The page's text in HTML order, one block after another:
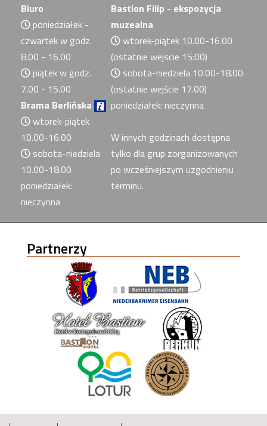
Biuro
poniedziałek -
czwartek w godz.
8.00 - 16.00
piątek w godz.
7.00 - 15.00
Brama Berlińska
wtorek-piątek
10.00-16.00
sobota-niedziela
10.00-18.00
poniedziałek:
nieczynna
Bastion Filip - ekspozycja
muzealna
wtorek-piątek 10.00-16.00
(ostatnie wejscie 15:00)
sobota-niedziela 10.00-18.00
(ostatnie wejście 17.00)
poniedziałek: nieczynna
W innych godzinach dostępna
tylko dla grup zorganizowanych
po wcześniejszym uzgodnieniu
terminu.
Partnerzy